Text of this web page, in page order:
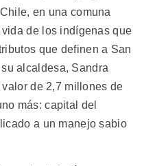
en una comuna
de los indígenas que
que definen a San
alcaldesa, Sandra
de 2,7 millones de
más: capital del
a un manejo sabio